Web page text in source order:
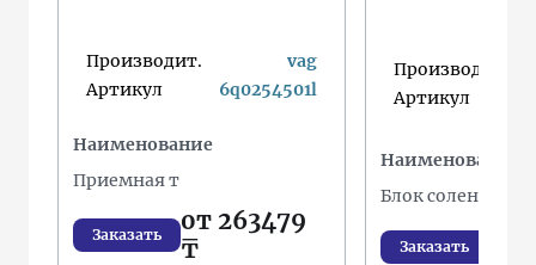
Производит.
vag
Артикул
6q0254501l
Наименование
Приемная т
Заказать
от 263479
₸
Производит.
Артикул
Наименование
Блок соленоидов
Заказать